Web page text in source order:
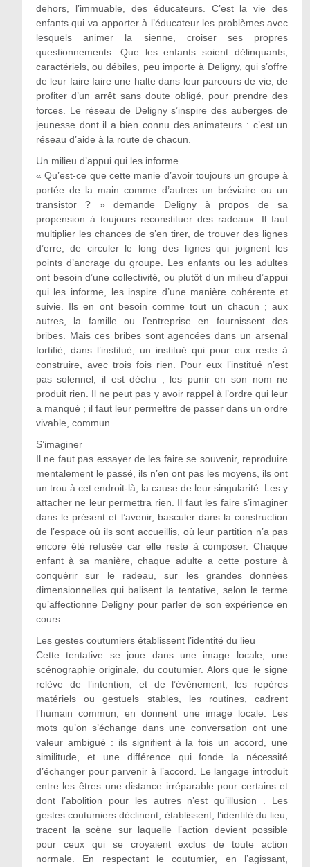
dehors, l’immuable, des éducateurs. C’est la vie des
enfants qui va apporter à l’éducateur les problèmes avec
lesquels animer la sienne, croiser ses propres
questionnements. Que les enfants soient délinquants,
caractériels, ou débiles, peu importe à Deligny, qui s’offre
de leur faire faire une halte dans leur parcours de vie, de
profiter d’un arrêt sans doute obligé, pour prendre des
forces. Le réseau de Deligny s’inspire des auberges de
jeunesse dont il a bien connu des animateurs : c’est un
réseau d’aide à la route de chacun.
Un milieu d’appui qui les informe
« Qu’est-ce que cette manie d’avoir toujours un groupe à
portée de la main comme d’autres un bréviaire ou un
transistor ? » demande Deligny à propos de sa
propension à toujours reconstituer des radeaux. Il faut
multiplier les chances de s’en tirer, de trouver des lignes
d’erre, de circuler le long des lignes qui joignent les
points d’ancrage du groupe. Les enfants ou les adultes
ont besoin d’une collectivité, ou plutôt d’un milieu d’appui
qui les informe, les inspire d’une manière cohérente et
suivie. Ils en ont besoin comme tout un chacun ; aux
autres, la famille ou l’entreprise en fournissent des
bribes. Mais ces bribes sont agencées dans un arsenal
fortifié, dans l’institué, un institué qui pour eux reste à
construire, avec trois fois rien. Pour eux l’institué n’est
pas solennel, il est déchu ; les punir en son nom ne
produit rien. Il ne peut pas y avoir rappel à l’ordre qui leur
a manqué ; il faut leur permettre de passer dans un ordre
vivable, commun.
S’imaginer
Il ne faut pas essayer de les faire se souvenir, reproduire
mentalement le passé, ils n’en ont pas les moyens, ils ont
un trou à cet endroit-là, la cause de leur singularité. Les y
attacher ne leur permettra rien. Il faut les faire s’imaginer
dans le présent et l’avenir, basculer dans la construction
de l’espace où ils sont accueillis, où leur partition n’a pas
encore été refusée car elle reste à composer. Chaque
enfant à sa manière, chaque adulte a cette posture à
conquérir sur le radeau, sur les grandes données
dimensionnelles qui balisent la tentative, selon le terme
qu’affectionne Deligny pour parler de son expérience en
cours.
Les gestes coutumiers établissent l’identité du lieu
Cette tentative se joue dans une image locale, une
scénographie originale, du coutumier. Alors que le signe
relève de l’intention, et de l’événement, les repères
matériels ou gestuels stables, les routines, cadrent
l’humain commun, en donnent une image locale. Les
mots qu’on s’échange dans une conversation ont une
valeur ambiguë : ils signifient à la fois un accord, une
similitude, et une différence qui fonde la nécessité
d’échanger pour parvenir à l’accord. Le langage introduit
entre les êtres une distance irréparable pour certains et
dont l’abolition pour les autres n’est qu’illusion . Les
gestes coutumiers déclinent, établissent, l’identité du lieu,
tracent la scène sur laquelle l’action devient possible
pour ceux qui se croyaient exclus de toute action
normale. En respectant le coutumier, en l’agissant,